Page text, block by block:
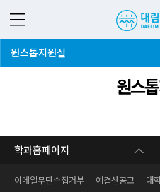
원스톱지원실
원스
학과홈페이지
이메일무단수집거부 예결산공고 대